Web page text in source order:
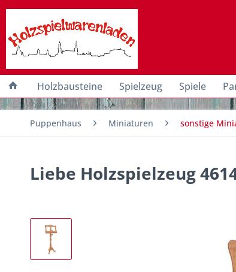
Holzbausteine Spielzeug Spiele
Puppenhaus Miniaturen sonstige
Liebe Holzspielzeug